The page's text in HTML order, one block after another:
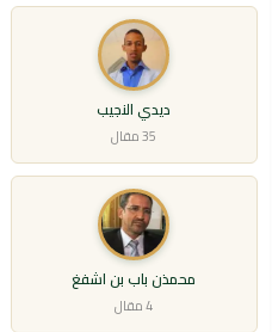
ديدي النجيب
35 مقال
محمذن باب بن اشفغ
4 مقال